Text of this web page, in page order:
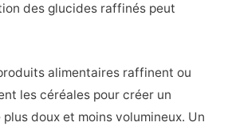
des glucides raffinés peut
alimentaires raffinent ou
les céréales pour créer un
doux et moins volumineux. Un